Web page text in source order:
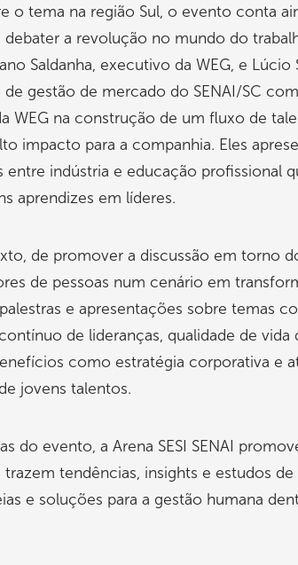
o tema na região Sul, o evento conta
debater a revolução no mundo do
Saldanha, executivo da WEG, e Lúcio
gestão de mercado do SENAI/SC
WEG na construção de um fluxo de
impacto para a companhia. Eles
entre indústria e educação profissional
aprendizes em líderes.
de promover a discussão em torno
de pessoas num cenário em
palestras e apresentações sobre temas
de lideranças, qualidade de vida
como estratégia corporativa e
jovens talentos.
do evento, a Arena SESI SENAI
tendências, insights e estudos de
e soluções para a gestão humana